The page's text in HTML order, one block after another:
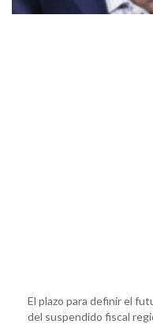
El plazo para definir el
del suspendido fiscal